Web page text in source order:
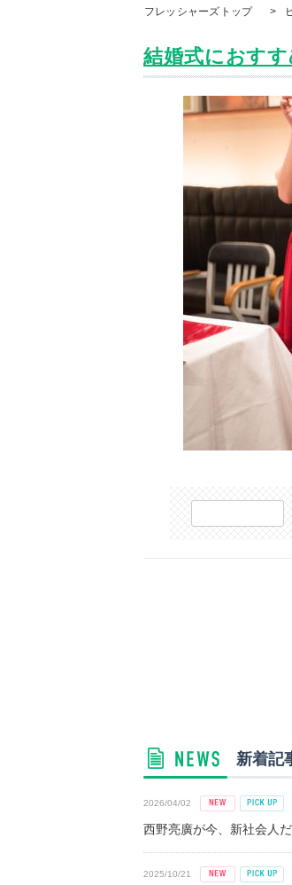
フレッシャーズトップ >
結婚式におす
新着記
2026/04/02
西野亮廣が今、新社会人
2025/10/21